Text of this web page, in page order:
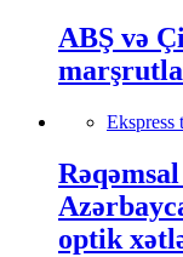
ABŞ və
Ekspress
optik